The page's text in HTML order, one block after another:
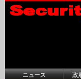
ニュース 政